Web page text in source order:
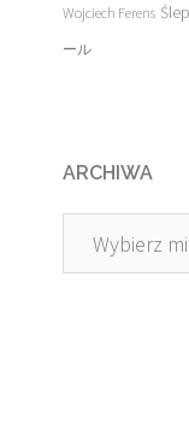
Wojciech Ferens
ール
ARCHIWA
Archiwa